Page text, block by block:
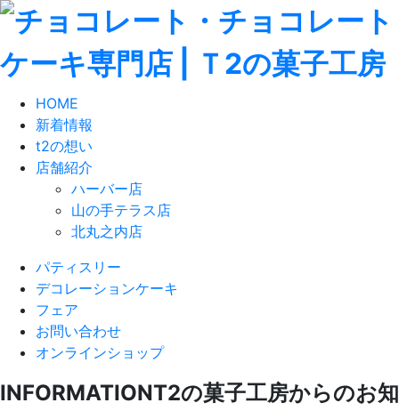
HOME
新着情報
t2の想い
店舗紹介
ハーバー店
山の手テラス店
北丸之内店
パティスリー
デコレーションケーキ
フェア
お問い合わせ
オンラインショップ
INFORMATIONT2の菓子工房からのお知